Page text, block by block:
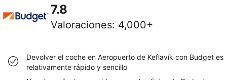
7.8
Valoraciones: 4,000+
Devolver el coche en Aeropuerto de Keflavík con Budget es
relativamente rápido y sencillo